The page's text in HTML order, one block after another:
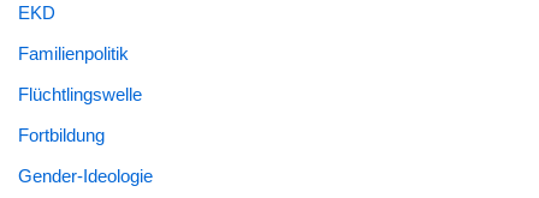
EKD
Familienpolitik
Flüchtlingswelle
Fortbildung
Gender-Ideologie